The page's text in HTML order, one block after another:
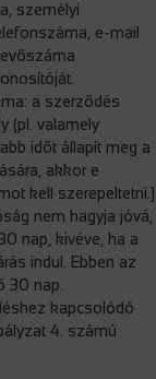
személyi
e-mail
a szerződés
(pl. valamely
időt állapít meg a
akkor e
kell szerepeltetni.]
nem hagyja jóvá,
nap, kivéve, ha a
indul. Ebben az
30 nap.
kapcsolódó
4. számú